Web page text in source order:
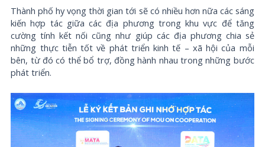
Thành phố hy vọng thời gian tới sẽ có nhiều hơn nữa các sáng
kiến hợp tác giữa các địa phương trong khu vực để tăng
cường tính kết nối cũng như giúp các địa phương chia sẻ
những thực tiễn tốt về phát triển kinh tế – xã hội của mỗi
bên, từ đó có thể bổ trợ, đồng hành nhau trong những bước
phát triển.